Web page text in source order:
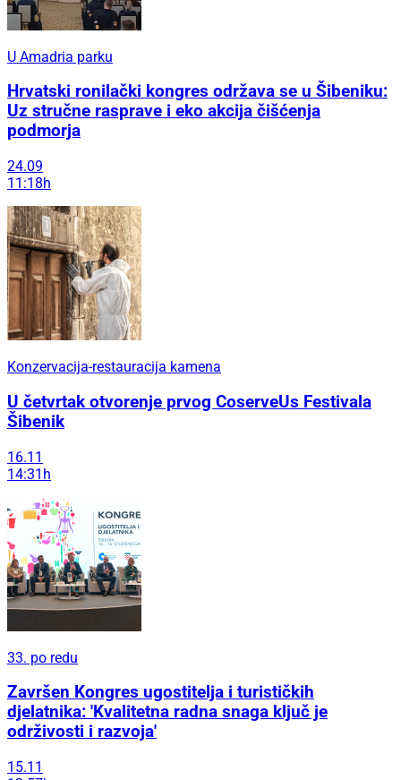
U Amadria parku
Hrvatski ronilački kongres održava se u Šibeniku:
Uz stručne rasprave i eko akcija čišćenja
podmorja
24.09
11:18h
Konzervacija-restauracija kamena
U četvrtak otvorenje prvog CoserveUs Festivala
Šibenik
16.11
14:31h
33. po redu
Završen Kongres ugostitelja i turističkih
djelatnika: 'Kvalitetna radna snaga ključ je
održivosti i razvoja'
15.11